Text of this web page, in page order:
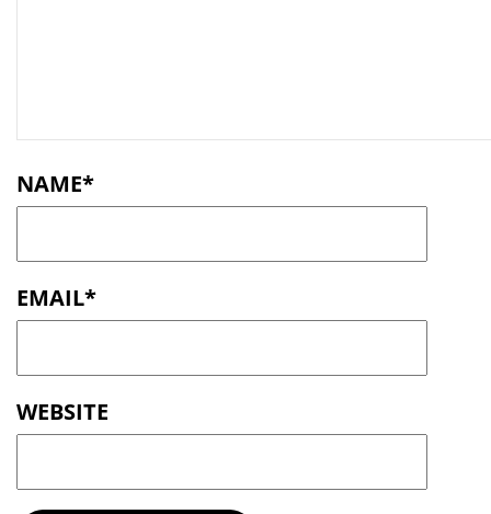
NAME*
EMAIL*
WEBSITE